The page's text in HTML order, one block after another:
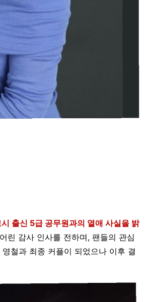
출신 5급 공무원과의 열애 사실을 밝
린 감사 인사를 전하며, 팬들의 관심
철과 최종 커플이 되었으나 이후 결